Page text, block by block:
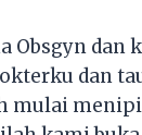
Obsgyn
dan
mulai